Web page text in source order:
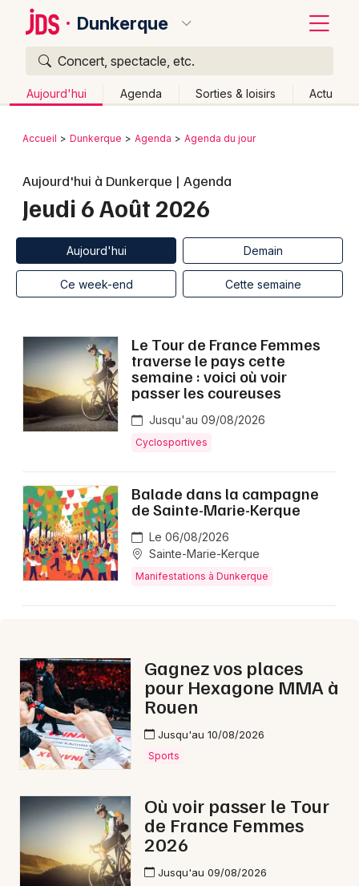
Dunkerque
Concert, spectacle, etc.
Aujourd'hui Agenda Sorties & loisirs Actu
Publier un événement
Grands événements
Activité & Expérience
Foires & salons
Spectacles
Concerts
Sports
Soirées
Sorties famille
Expos
Aujourd'hui dans le Nord
Aujourd'hui en Nord-Pas-de-Calais
Aujourd'hui dans les Hauts-de-France
Newsletter des sorties
Artistes en tournée
Colmar
Lille
Lyon
Marseille
Mulhouse
Montpellier
Nantes
Nice
Strasbourg
Toulouse
Toutes les villes
Retour
Accueil Dunkerque Agenda Agenda du jour
Aujourd'hui à Dunkerque | Agenda
Jeudi 6 Août 2026
Aujourd'hui Demain
Ce week-end Cette semaine
Le Tour de France Femmes
traverse le pays cette
semaine : voici où voir
passer les coureuses
Jusqu'au 09/08/2026
Cyclosportives
Balade dans la campagne
de Sainte-Marie-Kerque
Le 06/08/2026
Sainte-Marie-Kerque
Manifestations à Dunkerque
Gagnez vos places
pour Hexagone MMA à
Rouen
Jusqu'au 10/08/2026
Sports
Où voir passer le Tour
de France Femmes
2026
Jusqu'au 09/08/2026
Quoi ?
Où ?
Nord-Pas-de-Calais
Partout
Près de moi
Changer de lieu
Aujourd'hui
Demain Ce week-end Autre